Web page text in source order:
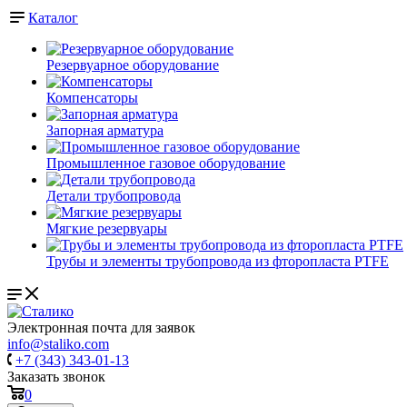
Каталог
Резервуарное оборудование
Компенсаторы
Запорная арматура
Промышленное газовое оборудование
Детали трубопровода
Мягкие резервуары
Трубы и элементы трубопровода из фторопласта PTFE
Электронная почта для заявок
info@staliko.com
+7 (343) 343-01-13
Заказать звонок
0